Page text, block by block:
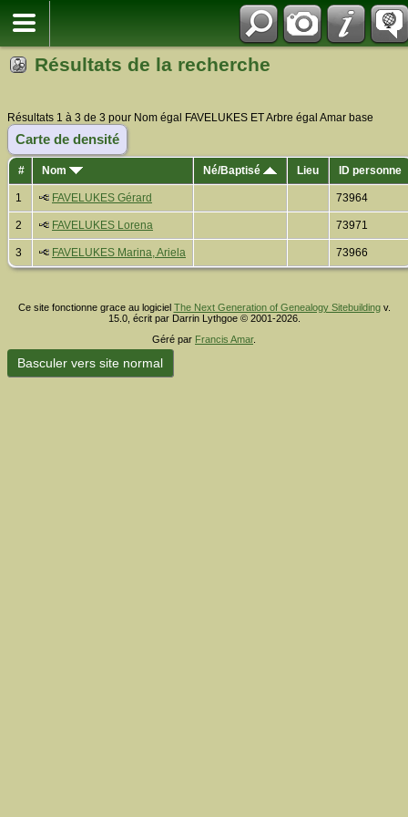
Résultats de la recherche
Résultats 1 à 3 de 3 pour Nom égal FAVELUKES ET Arbre égal Amar base
Carte de densité
# Nom Né/Baptisé Lieu ID personne
1 FAVELUKES Gérard 73964
2 FAVELUKES Lorena 73971
3 FAVELUKES Marina, Ariela 73966
Ce site fonctionne grace au logiciel The Next Generation of Genealogy Sitebuildingv.
15.0, écrit par Darrin Lythgoe © 2001-2026.
Géré par Francis Amar.
Basculer vers site normal